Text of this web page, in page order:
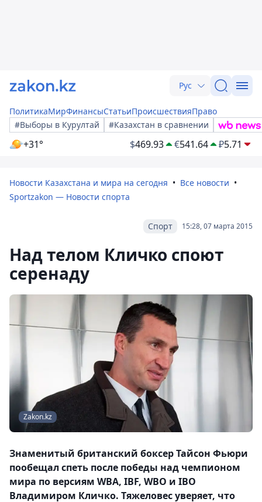
Рус
ПолитикаМирФинансыСтатьиПроисшествияПраво
#Выборы в Курултай
#Казахстан в сравнении
+31° $469.93 €541.64 ₽5.71
Новости Казахстана и мира на сегодня
Все новости
Sportzakon — Новости спорта
15:28, 07 марта 2015
Спорт
Над телом Кличко споют
серенаду
Zakon.kz
Знаменитый британский боксер Тайсон Фьюри
пообещал спеть после победы над чемпионом
мира по версиям WBA, IBF, WBO и IBO
Владимиром Кличко. Тяжеловес уверяет, что